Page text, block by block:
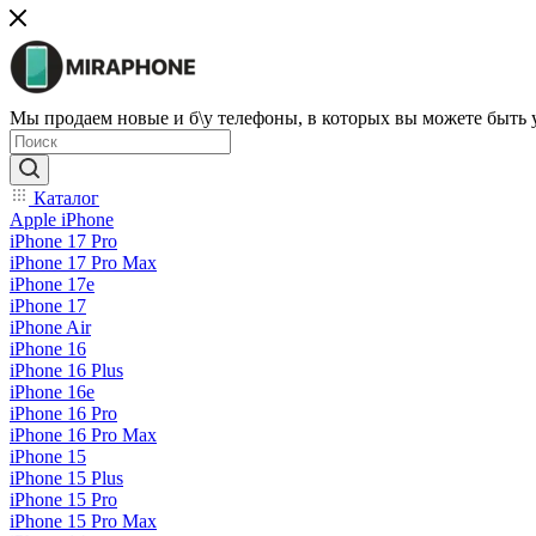
Мы продаем новые и б\у телефоны, в которых вы можете быть
Каталог
Apple iPhone
iPhone 17 Pro
iPhone 17 Pro Max
iPhone 17e
iPhone 17
iPhone Air
iPhone 16
iPhone 16 Plus
iPhone 16e
iPhone 16 Pro
iPhone 16 Pro Max
iPhone 15
iPhone 15 Plus
iPhone 15 Pro
iPhone 15 Pro Max